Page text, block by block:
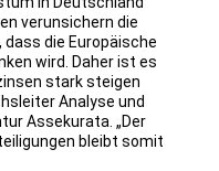
verunsichern die
die Europäische
wird. Daher ist es
stark steigen
Analyse und
Assekurata. „Der
bleibt somit